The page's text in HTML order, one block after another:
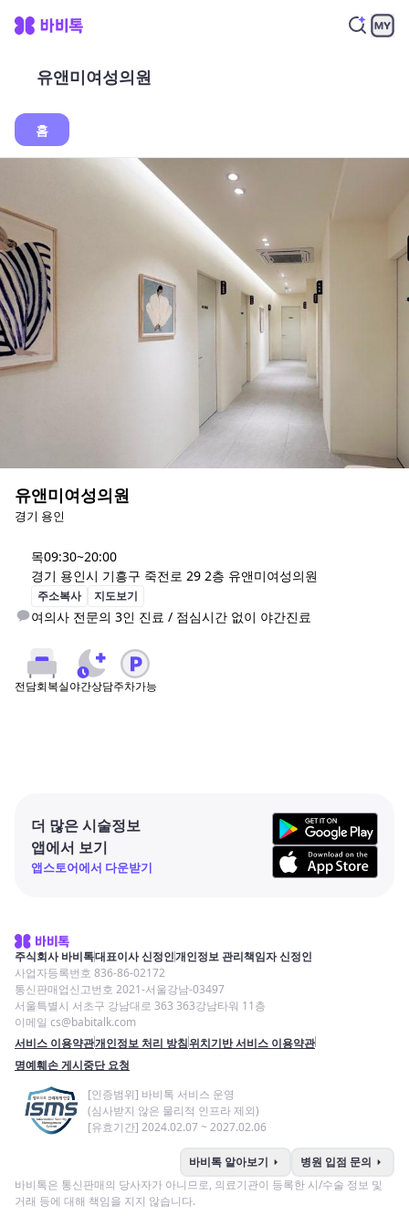
유앤미여성의원
홈
유앤미여성의원
경기 용인
목09:30~20:00
경기 용인시 기흥구 죽전로 29 2층 유앤미여성의원
주소복사 지도보기
여의사 전문의 3인 진료 / 점심시간 없이 야간진료
전담회복실야간상담주차가능
더 많은 시술정보
앱에서 보기
앱스토어에서 다운받기
주식회사 바비톡대표이사 신정인개인정보 관리책임자 신정인
사업자등록번호 836-86-02172
통신판매업신고번호 2021-서울강남-03497
서울특별시 서초구 강남대로 363 363강남타워 11층
이메일 cs@babitalk.com
서비스 이용약관개인정보 처리 방침위치기반 서비스 이용약관
명예훼손 게시중단 요청
[인증범위] 바비톡 서비스 운영
(심사받지 않은 물리적 인프라 제외)
[유효기간] 2024.02.07 ~ 2027.02.06
바비톡 알아보기 arrow_right 병원 입점 문의 arrow_right
바비톡은 통신판매의 당사자가 아니므로, 의료기관이 등록한 시/수술 정보 및
거래 등에 대해 책임을 지지 않습니다.